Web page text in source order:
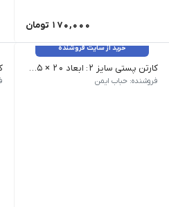
170,000 تومان
خرید از سایت فروشنده
کارتن پستی سایز ۲: ابعاد ۲۰ × ۱۵ × ۱۰ سانتی متر 10عددی سه لایه
فروشنده: حباب ایمن